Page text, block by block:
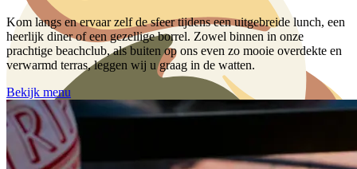
Kom langs en ervaar zelf de sfeer tijdens een uitgebreide lunch, een
heerlijk diner of een gezellige borrel. Zowel binnen in onze
prachtige beachclub, als buiten op ons even zo mooie overdekte en
verwarmd terras, leggen wij u graag in de watten.
Bekijk menu